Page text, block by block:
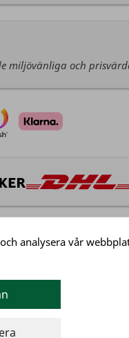
miljövänliga och
analysera vår